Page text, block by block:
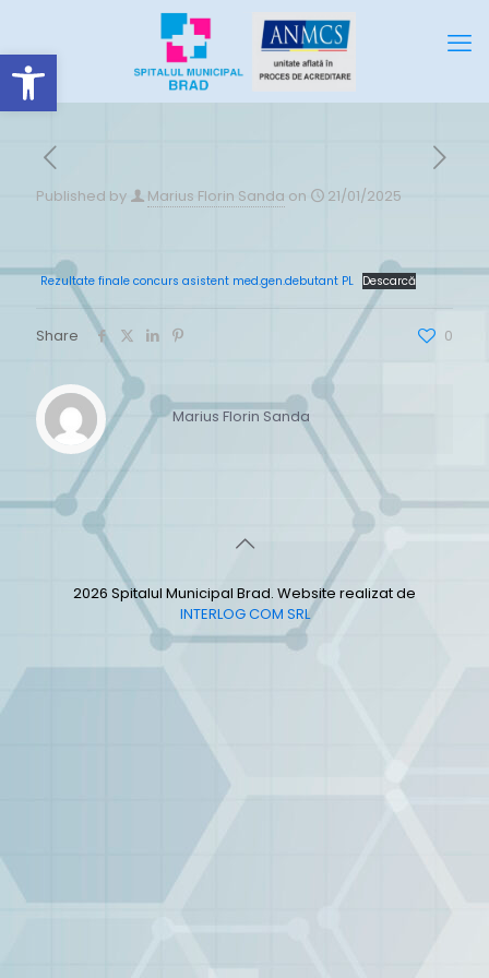
Deschide bara de unelte
Published by Marius Florin Sanda on 21/01/2025
Rezultate finale concurs asistent med.gen.debutant PL Descarcă
Share 0
Marius Florin Sanda
2026 Spitalul Municipal Brad. Website realizat de
INTERLOG COM SRL